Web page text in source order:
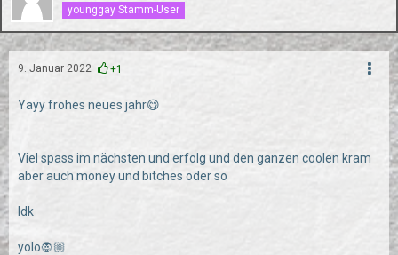
younggay Stamm-User
9. Januar 2022 +1
Yayy frohes neues jahr😋
Viel spass im nächsten und erfolg und den ganzen coolen kram
aber auch money und bitches oder so
Idk
yolo🧛🏼